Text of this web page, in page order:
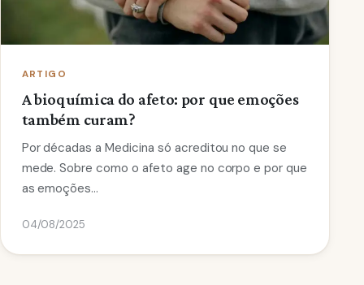
ARTIGO
A bioquímica do afeto: por que emoções
também curam?
Por décadas a Medicina só acreditou no que se
mede. Sobre como o afeto age no corpo e por que
as emoções…
04/08/2025